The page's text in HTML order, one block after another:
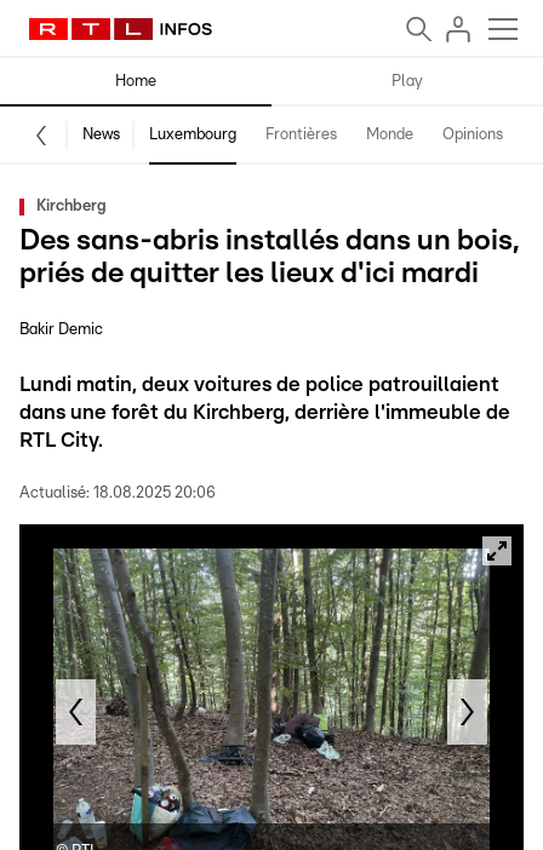
Home Play
News Luxembourg Frontières Monde Opinions
Kirchberg
Des sans-abris installés dans un bois,
priés de quitter les lieux d'ici mardi
Bakir Demic
Lundi matin, deux voitures de police patrouillaient
dans une forêt du Kirchberg, derrière l'immeuble de
RTL City.
Actualisé: 18.08.2025 20:06